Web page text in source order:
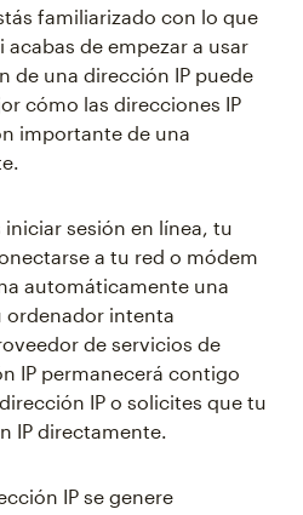
familiarizado con lo que
acabas de empezar a usar
de una dirección IP puede
cómo las direcciones IP
importante de una
sesión en línea, tu
a tu red o módem
automáticamente una
ordenador intenta
de servicios de
IP permanecerá contigo
IP o solicites que tu
IP directamente.
IP se genere